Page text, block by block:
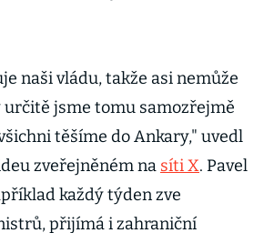
naši vládu, takže asi nemůže
určitě jsme tomu samozřejmě
těšíme do Ankary," uvedl
zveřejněném na síti X. Pavel
každý týden zve
přijímá i zahraniční